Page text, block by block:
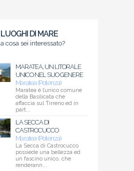
LUOGHI DI MARE
a cosa sei interessato?
MARATEA, UN LITORALE
UNICO NEL SUO GENERE
Maratea (Potenza)
Maratea è l’unico comune
della Basilicata che
affaccia sul Tirreno ed in
part...
LA SECCA DI
CASTROCUCCO
Maratea (Potenza)
La Secca di Castrocucco
possiede una bellezza ed
un fascino unico, che
renderann...